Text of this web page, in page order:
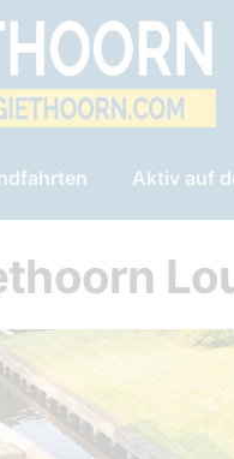
Aktiv auf